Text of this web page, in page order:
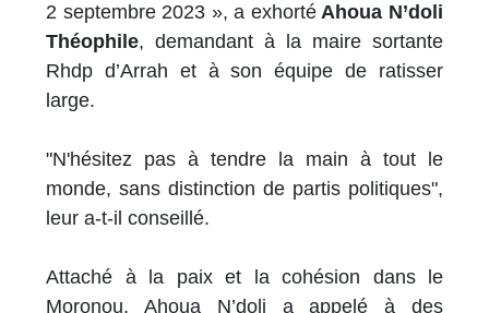
2 septembre 2023 », a exhortéAhoua N’doli
Théophile, demandant à la maire sortante
Rhdp d’Arrah et à son équipe de ratisser
large.
"N'hésitez pas à tendre la main à tout le
monde, sans distinction de partis politiques",
leur a-t-il conseillé.
Attaché à la paix et la cohésion dans le
Moronou, Ahoua N’doli a appelé à des